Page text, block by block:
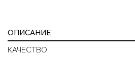
ОПИСАНИЕ
КАЧЕСТВО